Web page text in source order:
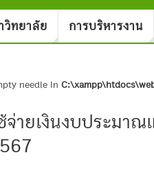
วิทยาลัย การบริหารงาน
needle in
ายเงินงบประมาณ